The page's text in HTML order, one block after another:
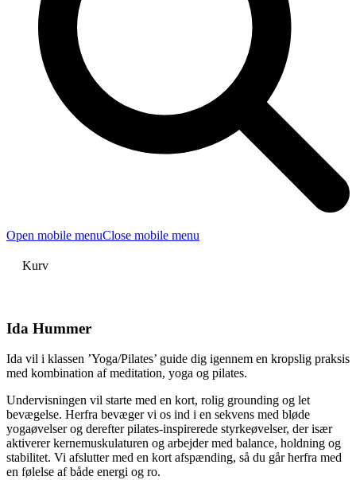
Open mobile menuClose mobile menu
Kurv
Ida Hummer
Ida vil i klassen ’Yoga/Pilates’ guide dig igennem en kropslig praksis
med kombination af meditation, yoga og pilates.
Undervisningen vil starte med en kort, rolig grounding og let
bevægelse. Herfra bevæger vi os ind i en sekvens med bløde
yogaøvelser og derefter pilates-inspirerede styrkeøvelser, der især
aktiverer kernemuskulaturen og arbejder med balance, holdning og
stabilitet. Vi afslutter med en kort afspænding, så du går herfra med
en følelse af både energi og ro.